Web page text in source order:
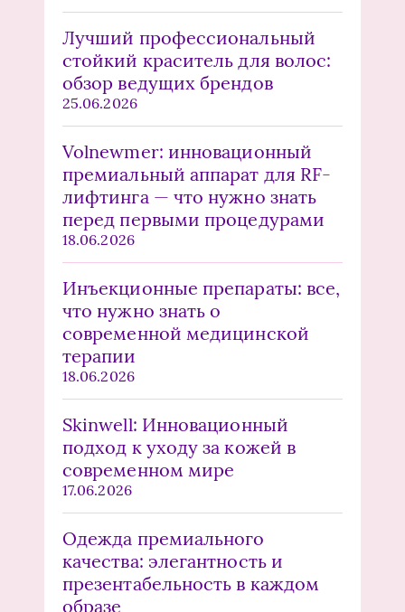
Лучший профессиональный
стойкий краситель для волос:
обзор ведущих брендов
25.06.2026
Volnewmer: инновационный
премиальный аппарат для RF-
лифтинга — что нужно знать
перед первыми процедурами
18.06.2026
Инъекционные препараты: все,
что нужно знать о
современной медицинской
терапии
18.06.2026
Skinwell: Инновационный
подход к уходу за кожей в
современном мире
17.06.2026
Одежда премиального
качества: элегантность и
презентабельность в каждом
образе